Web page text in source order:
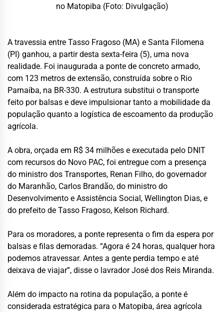
no Matopiba (Foto: Divulgação)
A travessia entre Tasso Fragoso (MA) e Santa Filomena
(PI) ganhou, a partir desta sexta-feira (5), uma nova
realidade. Foi inaugurada a ponte de concreto armado,
com 123 metros de extensão, construída sobre o Rio
Parnaíba, na BR-330. A estrutura substitui o transporte
feito por balsas e deve impulsionar tanto a mobilidade da
população quanto a logística de escoamento da produção
agrícola.
A obra, orçada em R$ 34 milhões e executada pelo DNIT
com recursos do Novo PAC, foi entregue com a presença
do ministro dos Transportes, Renan Filho, do governador
do Maranhão, Carlos Brandão, do ministro do
Desenvolvimento e Assistência Social, Wellington Dias, e
do prefeito de Tasso Fragoso, Kelson Richard.
Para os moradores, a ponte representa o fim da espera por
balsas e filas demoradas. “Agora é 24 horas, qualquer hora
podemos atravessar. Antes a gente perdia tempo e até
deixava de viajar”, disse o lavrador José dos Reis Miranda.
Além do impacto na rotina da população, a ponte é
considerada estratégica para o Matopiba, área agrícola